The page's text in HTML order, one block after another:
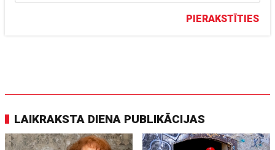
PIERAKSTĪTIES
LAIKRAKSTA DIENA PUBLIKĀCIJAS